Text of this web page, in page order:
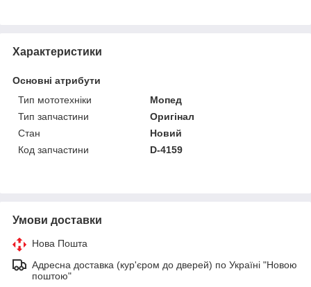
Характеристики
Основні атрибути
Тип мототехніки
Мопед
Тип запчастини
Оригінал
Стан
Новий
Код запчастини
D-4159
Умови доставки
Нова Пошта
Адресна доставка (кур'єром до дверей) по Україні "Новою
поштою"